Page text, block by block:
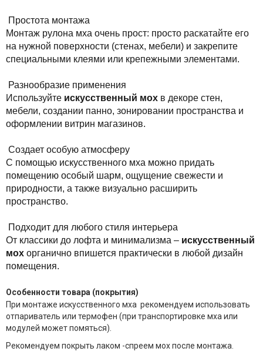
Простота монтажа
Монтаж рулона мха очень прост: просто раскатайте его
на нужной поверхности (стенах, мебели) и закрепите
специальными клеями или крепежными элементами.
Разнообразие применения
Используйте искусственный мох в декоре стен,
мебели, создании панно, зонировании пространства и
оформлении витрин магазинов.
Создает особую атмосферу
С помощью искусственного мха можно придать
помещению особый шарм, ощущение свежести и
природности, а также визуально расширить
пространство.
Подходит для любого стиля интерьера
От классики до лофта и минимализма – искусственный
мох органично впишется практически в любой дизайн
помещения.
Особенности товара (покрытия)
При монтаже искусственного мха рекомендуем использовать
отпариватель или термофен (при транспортировке мха или
модулей может помяться).
Рекомендуем покрыть лаком -спреем мох после монтажа.